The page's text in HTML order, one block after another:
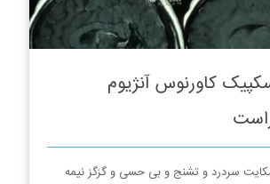
کاورنوس آنژیوم
با شکایت سردرد و تشنج و بی حسی و گزگز نیمه